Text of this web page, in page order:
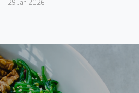
29 Jan 2026